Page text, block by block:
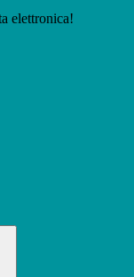
elettronica!